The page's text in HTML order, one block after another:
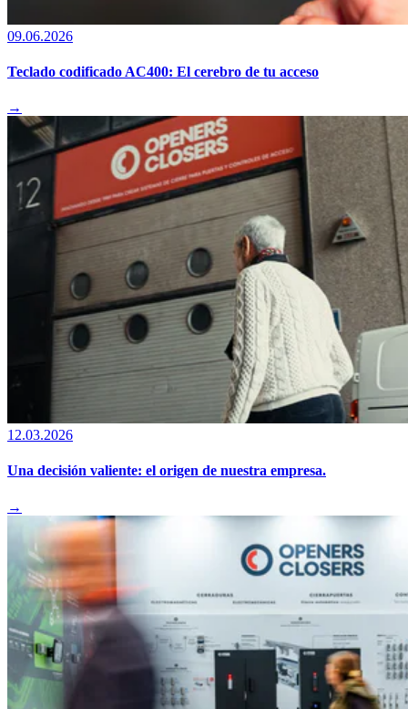
09.06.2026
Teclado codificado AC400: El cerebro de tu acceso
→
12.03.2026
Una decisión valiente: el origen de nuestra empresa.
→